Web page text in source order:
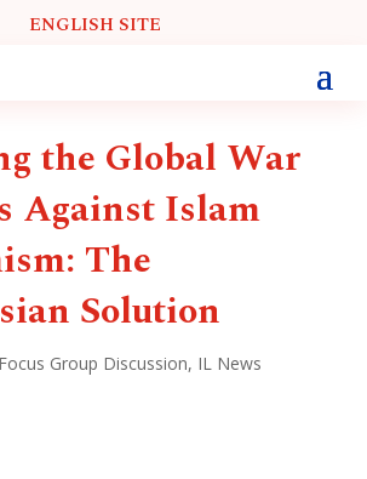
ENGLISH SITE
the Global War
Against Islam
The
Solution
Focus Group Discussion, IL News